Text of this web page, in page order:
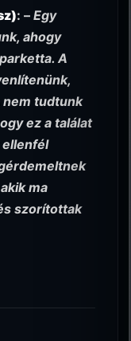
: – Egy
ahogy
A
nem tudtunk
ez a találat
ellenfél
ma
szorítottak